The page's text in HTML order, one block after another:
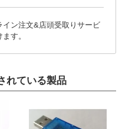
イン注文&店頭受取りサービ
す。
れている製品